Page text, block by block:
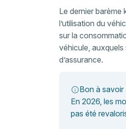
Le dernier barème
l’utilisation du
sur la
véhicule, auxquels
d’assurance.
Bon à savoir
En 2026, les
pas été